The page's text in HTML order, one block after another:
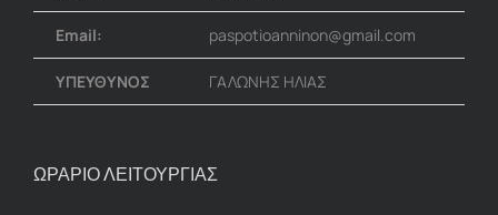
Email: paspotioanninon@gmail.com
ΥΠΕΥΘΥΝΟΣ ΓΑΛΩΝΗΣ ΗΛΙΑΣ
ΩΡΑΡΙΟ ΛΕΙΤΟΥΡΓΙΑΣ